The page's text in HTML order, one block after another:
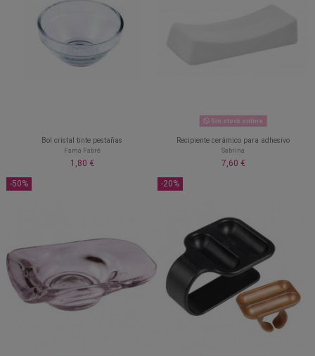
Bol cristal tinte pestañas
Fama Fabré
1,80 €
Sin stock online
Recipiente cerámico para adhesivo
Sabrina
7,60 €
-50% -20%